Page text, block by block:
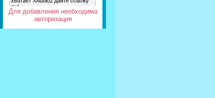
Для добавления необходима
авторизация